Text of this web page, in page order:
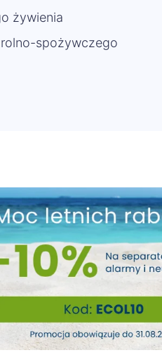
żywienia
spożywczego